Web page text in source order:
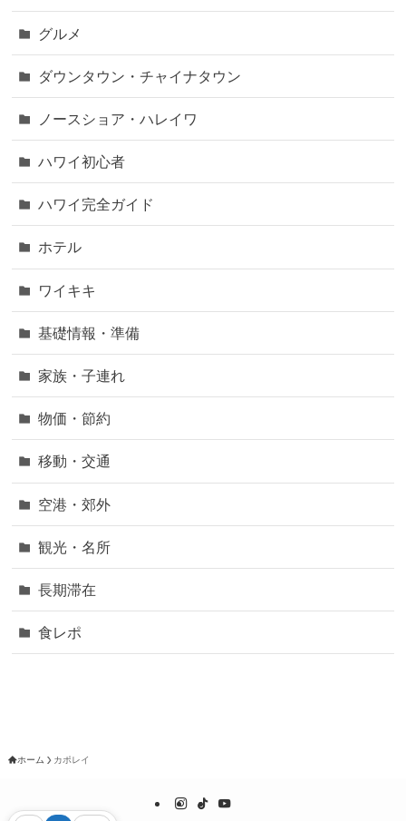
グルメ
ダウンタウン・チャイナタウン
ノースショア・ハレイワ
ハワイ初心者
ハワイ完全ガイド
ホテル
ワイキキ
基礎情報・準備
家族・子連れ
物価・節約
移動・交通
空港・郊外
観光・名所
長期滞在
食レポ
ホーム カポレイ